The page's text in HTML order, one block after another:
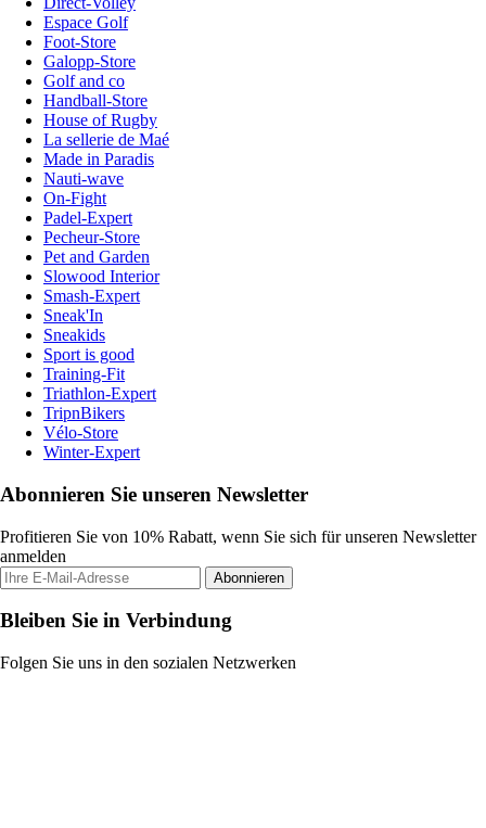
Espace Golf
Foot-Store
Galopp-Store
Golf and co
Handball-Store
House of Rugby
La sellerie de Maé
Made in Paradis
Nauti-wave
On-Fight
Padel-Expert
Pecheur-Store
Pet and Garden
Slowood Interior
Smash-Expert
Sneak'In
Sneakids
Sport is good
Training-Fit
Triathlon-Expert
TripnBikers
Vélo-Store
Winter-Expert
Abonnieren Sie unseren Newsletter
Profitieren Sie von 10% Rabatt, wenn Sie sich für unseren Newsletter
anmelden
Abonnieren
Bleiben Sie in Verbindung
Folgen Sie uns in den sozialen Netzwerken